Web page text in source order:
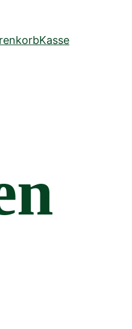
Kasse